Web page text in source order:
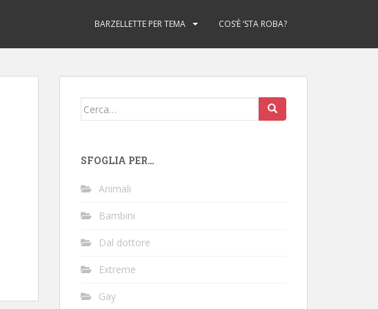
BARZELLETTE PER TEMA COS’È ‘STA ROBA?
Cerca:
SFOGLIA PER…
Animali
Bambini
Dal dottore
Extreme
Gay